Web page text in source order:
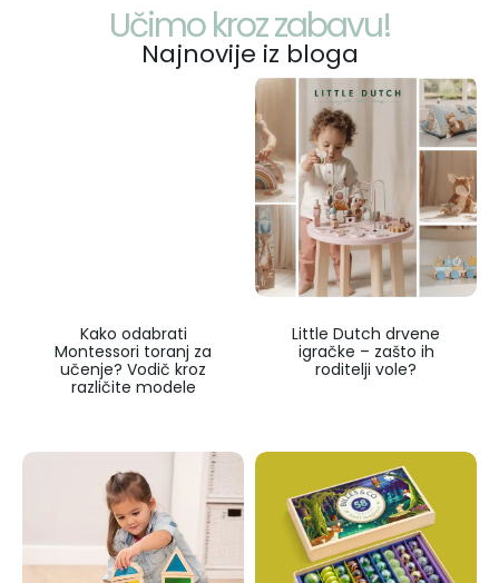
Učimo kroz zabavu!
Najnovije iz bloga
Kako odabrati
Montessori toranj za
učenje? Vodič kroz
različite modele
Little Dutch drvene
igračke – zašto ih
roditelji vole?